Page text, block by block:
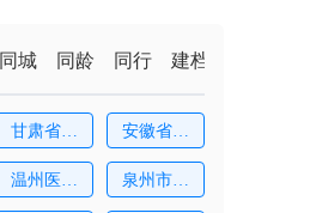
同城 同龄 同行 建档
甘肃省妇
幼
安徽省妇
幼
温州医科
泉州市中